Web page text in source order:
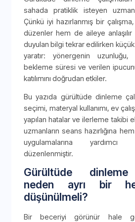
sahada pratiklik isteyen
Çünkü iyi hazırlanmış bir
düzenler hem de aileye
duyulan bilgi tekrar edilirken küçük
yaratır: yönergenin
bekleme süresi ve verilen
katılımını doğrudan etkiler.
Bu yazıda gürültüde dinleme
seçimi, materyal kullanımı, ev
yapılan hatalar ve ilerleme takibi
uzmanların seans hazırlığına
uygulamalarına
düzenlenmiştir.
Gürültüde dinleme
neden ayrı bir
düşünülmeli?
Bir beceriyi görünür hale